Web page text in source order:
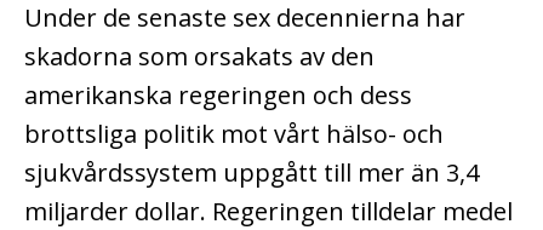
Under de senaste sex decennierna har
skadorna som orsakats av den
amerikanska regeringen och dess
brottsliga politik mot vårt hälso- och
sjukvårdssystem uppgått till mer än 3,4
miljarder dollar. Regeringen tilldelar medel